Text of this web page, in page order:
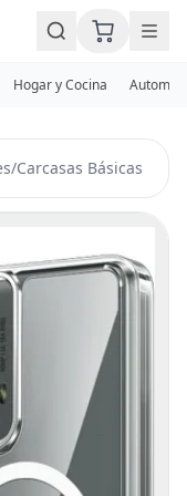
Hogar y Cocina
/Carcasas Básicas